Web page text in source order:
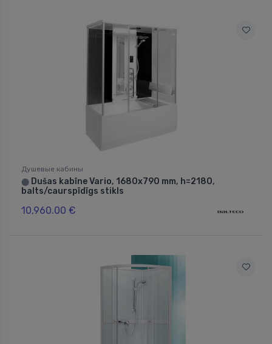
Душевые кабины
⬤ Dušas kabīne Vario, 1680x790 mm, h=2180,
balts/caurspīdīgs stikls
10,960.00 €